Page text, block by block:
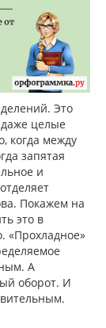
Это
целые
когда между
запятая
и
Покажем на
это в
«Прохладное»
А
оборот. И